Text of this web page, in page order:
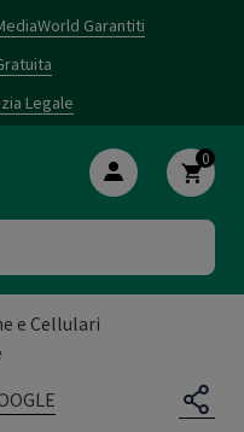
Garantiti
Legale
0
e Cellulari